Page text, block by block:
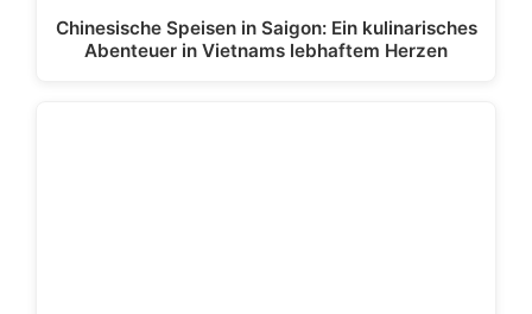
Chinesische Speisen in Saigon: Ein kulinarisches
Abenteuer in Vietnams lebhaftem Herzen